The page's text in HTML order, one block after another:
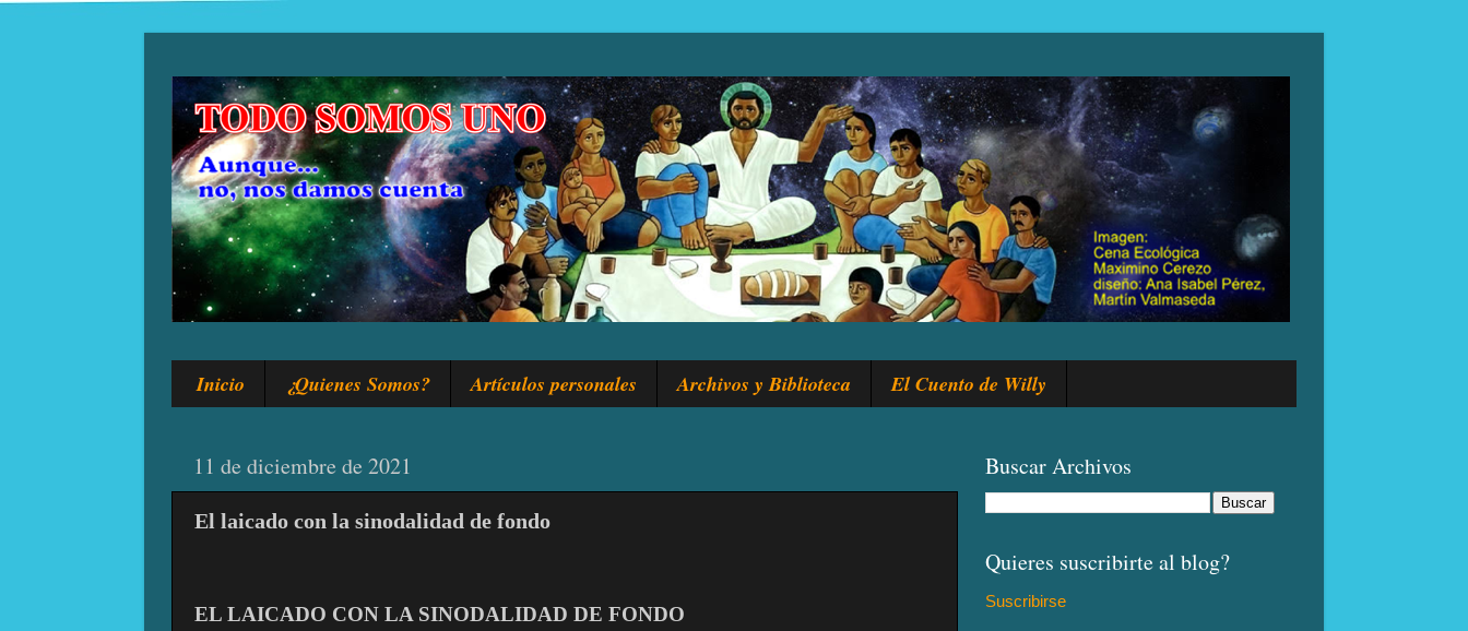
Inicio ¿Quienes Somos? Artículos personales Archivos y Biblioteca El Cuento de Willy
11 de diciembre de 2021
El laicado con la sinodalidad de fondo
EL LAICADO CON LA SINODALIDAD DE FONDO
Buscar Archivos
Quieres suscribirte al blog?
Suscribirse